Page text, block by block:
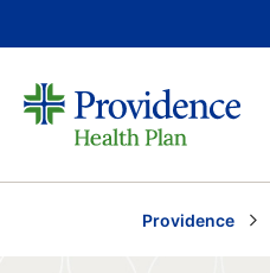
Providence